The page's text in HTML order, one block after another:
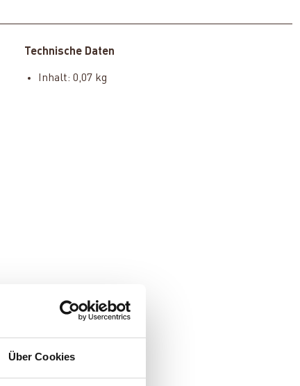
Über Cookies
Technische Daten
Inhalt: 0,07 kg